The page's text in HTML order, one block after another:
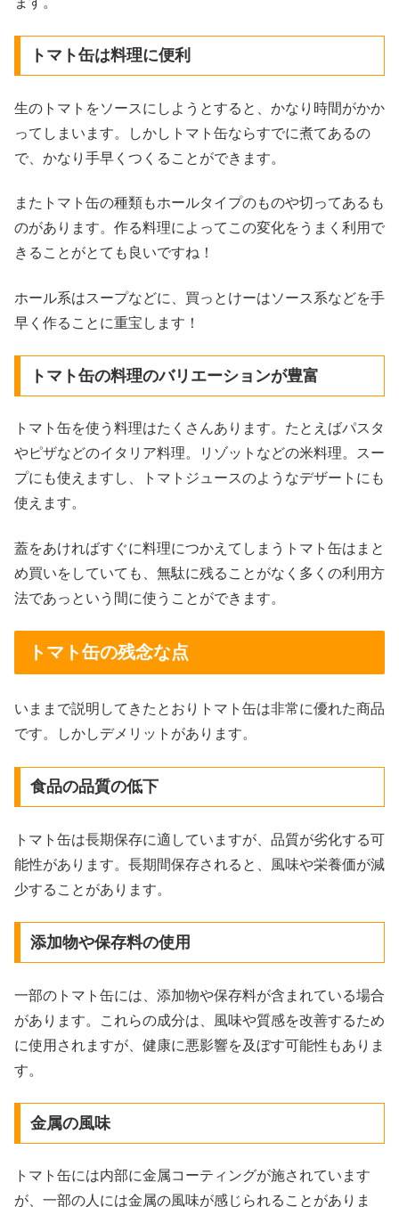
トマト缶は料理に便利
生のトマトをソースにしようとすると、かなり時間がかか
ってしまいます。しかしトマト缶ならすでに煮てあるの
で、かなり手早くつくることができます。
またトマト缶の種類もホールタイプのものや切ってあるも
のがあります。作る料理によってこの変化をうまく利用で
きることがとても良いですね！
ホール系はスープなどに、買っとけーはソース系などを手
早く作ることに重宝します！
トマト缶の料理のバリエーションが豊富
トマト缶を使う料理はたくさんあります。たとえばパスタ
やピザなどのイタリア料理。リゾットなどの米料理。スー
プにも使えますし、トマトジュースのようなデザートにも
使えます。
蓋をあければすぐに料理につかえてしまうトマト缶はまと
め買いをしていても、無駄に残ることがなく多くの利用方
法であっという間に使うことができます。
トマト缶の残念な点
いままで説明してきたとおりトマト缶は非常に優れた商品
です。しかしデメリットがあります。
食品の品質の低下
トマト缶は長期保存に適していますが、品質が劣化する可
能性があります。長期間保存されると、風味や栄養価が減
少することがあります。
添加物や保存料の使用
一部のトマト缶には、添加物や保存料が含まれている場合
があります。これらの成分は、風味や質感を改善するため
に使用されますが、健康に悪影響を及ぼす可能性もありま
す。
金属の風味
トマト缶には内部に金属コーティングが施されています
が、一部の人には金属の風味が感じられることがありま